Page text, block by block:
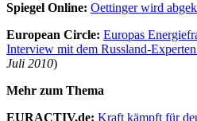
Spiegel Online: Oettinger wird
European Circle: Europas
Interview mit dem Russland-
Juli 2010)
Mehr zum Thema
EURACTIV.de: Kraft kämpft für